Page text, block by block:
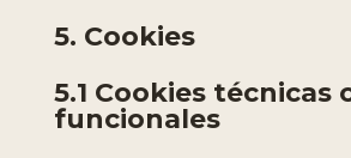
5. Cookies
5.1 Cookies técnicas
funcionales